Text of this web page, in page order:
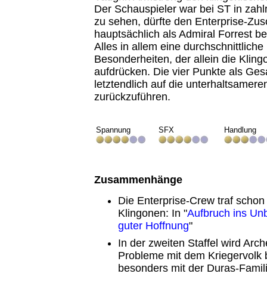
Der Schauspieler war bei ST in
zu sehen, dürfte den Enterprise-
hauptsächlich als Admiral Forrest
Alles in allem eine
Besonderheiten, der allein die
aufdrücken. Die vier Punkte als
letztendlich auf die
zurückzuführen.
Spannung SFX Handlung
Zusammenhänge
Die Enterprise-Crew traf
Klingonen: In "Aufbruch ins
guter Hoffnung"
In der zweiten Staffel wird
Probleme mit dem Kriegervolk
besonders mit der Duras-